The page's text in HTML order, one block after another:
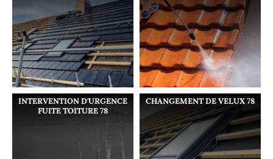
INTERVENTION D'URGENCE
FUITE TOITURE 78
CHANGEMENT DE VELUX 78